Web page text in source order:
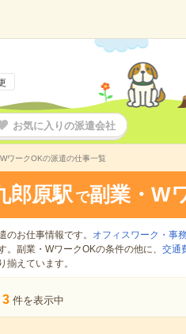
お気に入りの派遣会社
ワークOKの派遣の仕事一覧
郎原駅 で副業・W
のお仕事情報です。 オフィスワーク・事
。副業・WワークOKの条件の他に、 交通
揃えています。
3 件を表示中